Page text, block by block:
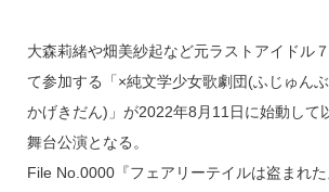
大森莉緒や畑美紗起など元ラストアイドル
て参加する「×純文学少女歌劇団(ふじゅん
かげきだん)」が2022年8月11日に始動して
舞台公演となる。
File No.0000『フェアリーテイルは盗まれた